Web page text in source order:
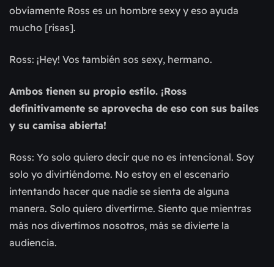
obviamente Ross es un hombre sexy y eso ayuda
mucho [risas].
Ross: ¡Hey! Vos también sos sexy, hermano.
Ambos tienen su propio estilo. ¡Ross
definitivamente se aprovecha de eso con sus bailes
y su camisa abierta!
Ross: Yo solo quiero decir que no es intencional. Soy
solo yo divirtiéndome. No estoy en el escenario
intentando hacer que nadie se sienta de alguna
manera. Solo quiero divertirme. Siento que mientras
más nos divertimos nosotros, más se divierte la
audiencia.